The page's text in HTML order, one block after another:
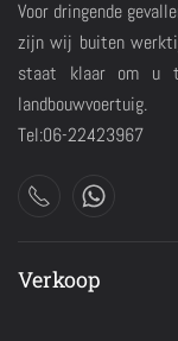
Voor dringende
zijn wij buiten
staat klaar om u
landbouwvoertuig.
Tel:06-22423967
Verkoop